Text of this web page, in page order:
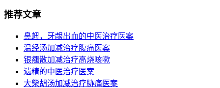
推荐文章
鼻衄，牙龈出血的中医治疗医案
温经汤加减治疗腹痛医案
银翘散加减治疗高烧咳嗽
遗精的中医治疗医案
大柴胡汤加减治疗胁痛医案